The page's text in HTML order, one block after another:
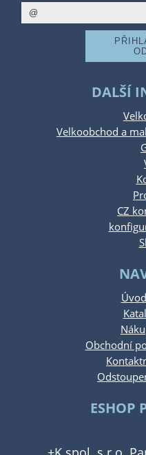
DALŠÍ
Velkoobchod a
CZ
Obchodní
ESHOP